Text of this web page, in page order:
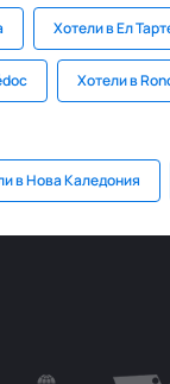
Хотели в Ел
Хотели в
в Нова Каледония